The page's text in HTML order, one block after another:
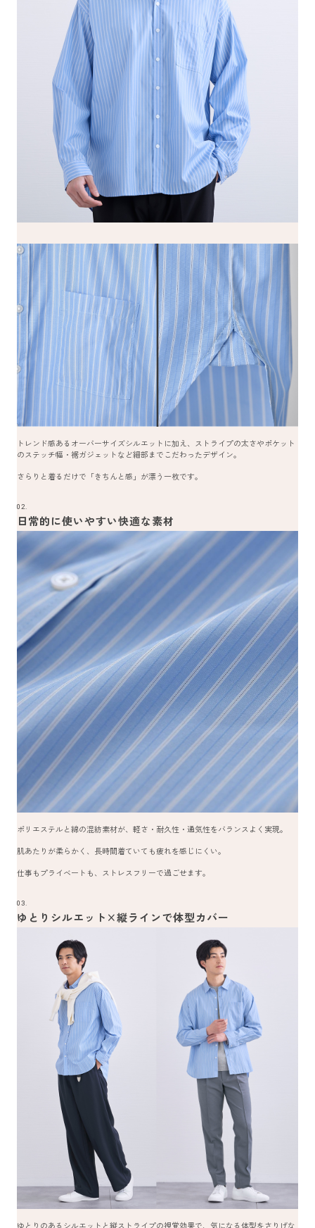
トレンド感あるオーバーサイズシルエットに加え、ストライプの太さやポケット
のステッチ幅・裾ガジェットなど細部までこだわったデザイン。
さらりと着るだけで「きちんと感」が漂う一枚です。
02.
日常的に使いやすい快適な素材
ポリエステルと綿の混紡素材が、軽さ・耐久性・通気性をバランスよく実現。
肌あたりが柔らかく、長時間着ていても疲れを感じにくい。
仕事もプライベートも、ストレスフリーで過ごせます。
03.
ゆとりシルエット×縦ラインで体型カバー
ゆとりのあるシルエットと縦ストライプの視覚効果で、気になる体型をさりげな